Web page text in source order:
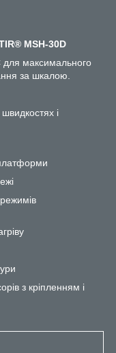
MSH-30D
для максимального
за шкалою.
і
з кріпленням і